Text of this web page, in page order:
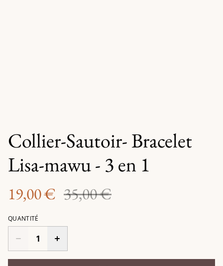
Collier-Sautoir- Bracelet
Lisa-mawu - 3 en 1
19,00 € 35,00 €
QUANTITÉ